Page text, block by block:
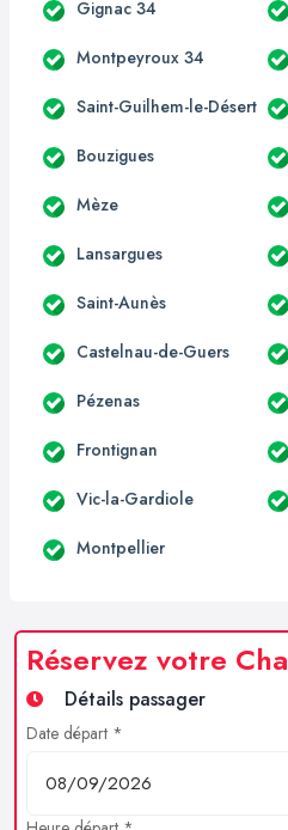
Gignac 34
Montpeyroux 34
Saint-Guilhem-le-Désert
Bouzigues
Mèze
Lansargues
Saint-Aunès
Castelnau-de-Guers
Pézenas
Frontignan
Vic-la-Gardiole
Montpellier
Réservez votre
Détails passager
Date départ *